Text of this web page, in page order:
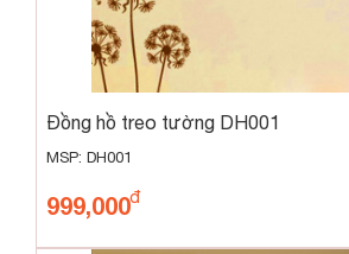
Đồng hồ treo tường DH001
MSP: DH001
999,000